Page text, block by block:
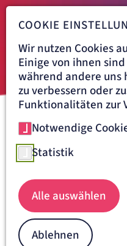
Navigationspfad
KRANKENHAUS DÜREN
ANÄSTHESIOLOGIE,
SCHMERZTHERAPIE
INTERDISZIPLINÄRE
Die
Krankenhaus
COOKIE
Wir nutzen Cookies
Einige von ihnen
während andere uns
zu verbessern oder
Funktionalitäten zur
Notwendige
Statistik
Alle auswählen
Ablehnen